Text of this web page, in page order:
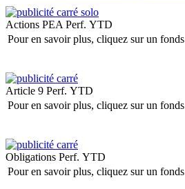
Actions PEA Perf. YTD
Pour en savoir plus, cliquez sur un fonds
Article 9 Perf. YTD
Pour en savoir plus, cliquez sur un fonds
Obligations Perf. YTD
Pour en savoir plus, cliquez sur un fonds